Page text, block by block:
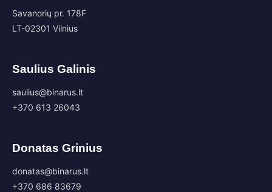
Savanorių pr. 178F
LT-02301 Vilnius
Saulius Galinis
saulius@binarus.lt
+370 613 26043
Donatas Grinius
donatas@binarus.lt
+370 686 83679